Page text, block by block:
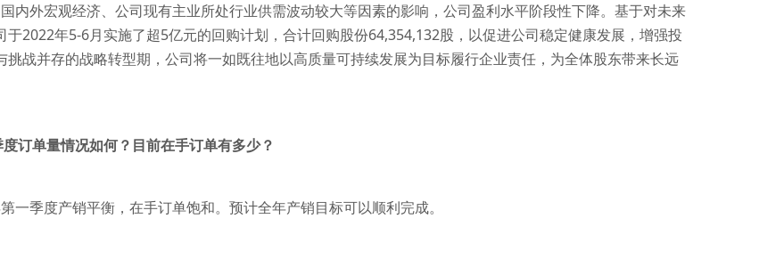
内外宏观经济、公司现有主业所处行业供需波动较大等因素的影响，公司盈利水平阶段性下降。基于对未来
于2022年5-6月实施了超5亿元的回购计划，合计回购股份64,354,132股，以促进公司稳定健康发展，增强投
挑战并存的战略转型期，公司将一如既往地以高质量可持续发展为目标履行企业责任，为全体股东带来长远
订单量情况如何？目前在手订单有多少？
一季度产销平衡，在手订单饱和。预计全年产销目标可以顺利完成。